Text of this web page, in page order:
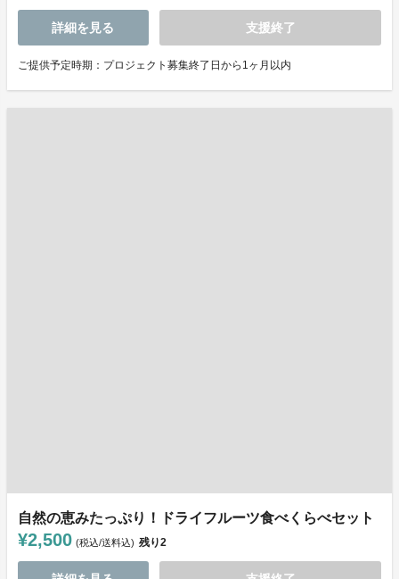
詳細を見る 支援終了
ご提供予定時期：プロジェクト募集終了日から1ヶ月以内
自然の恵みたっぷり！ドライフルーツ食べくらべセット
¥2,500 (税込/送料込) 残り2